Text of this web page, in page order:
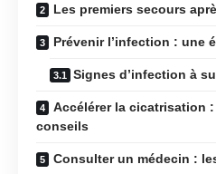
Les premiers secours
Prévenir l’infection : une
Signes d’infection à
Accélérer la cicatrisation
conseils
Consulter un médecin :